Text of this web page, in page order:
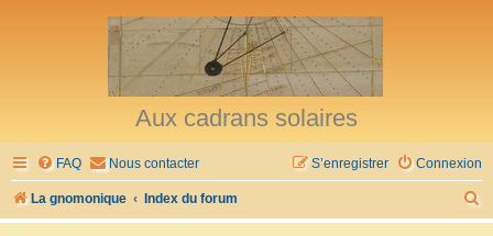
Aux cadrans solaires
FAQ Nous contacter Connexion
S’enregistrer
La gnomonique Index du forum
e